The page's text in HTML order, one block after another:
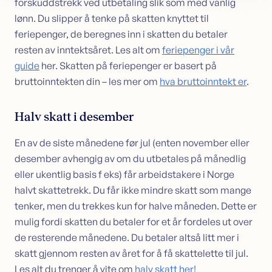
forskuddstrekk ved utbetaling slik som med vanlig
lønn. Du slipper å tenke på skatten knyttet til
feriepenger, de beregnes inn i skatten du betaler
resten av inntektsåret. Les alt om feriepenger i vår
guide her. Skatten på feriepenger er basert på
bruttoinntekten din – les mer om hva bruttoinntekt er.
Halv skatt i desember
En av de siste månedene før jul (enten november eller
desember avhengig av om du utbetales på månedlig
eller ukentlig basis f eks) får arbeidstakere i Norge
halvt skattetrekk. Du får ikke mindre skatt som mange
tenker, men du trekkes kun for halve måneden. Dette er
mulig fordi skatten du betaler for et år fordeles ut over
de resterende månedene. Du betaler altså litt mer i
skatt gjennom resten av året for å få skattelette til jul.
Les alt du trenger å vite om halv skatt her!